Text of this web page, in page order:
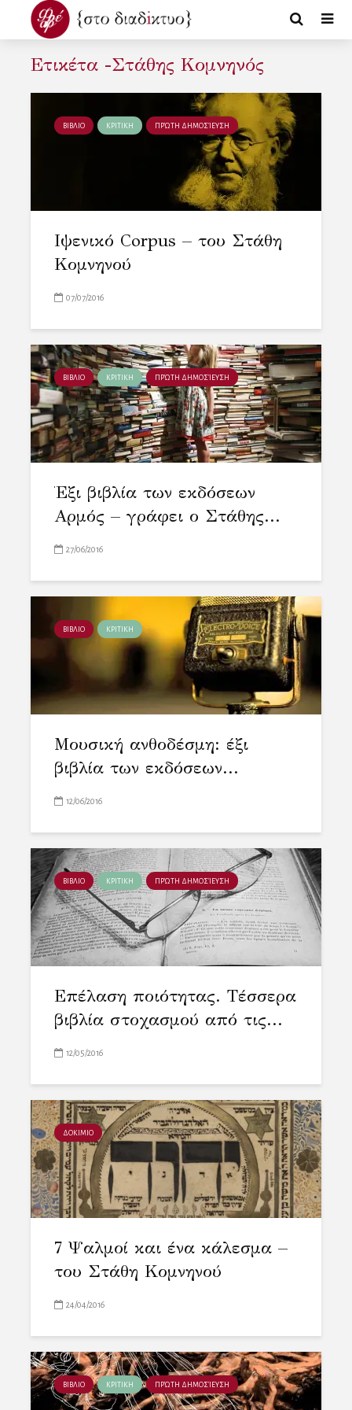
Ετικέτα -Στάθης Κομνηνός
ΒΙΒΛΙΟ ΚΡΙΤΙΚΗ ΠΡΏΤΗ ΔΗΜΟΣΊΕΥΣΗ
Ιψενικό Corpus – του Στάθη
Κομνηνού
07/07/2016
ΒΙΒΛΙΟ ΚΡΙΤΙΚΗ ΠΡΏΤΗ ΔΗΜΟΣΊΕΥΣΗ
Έξι βιβλία των εκδόσεων
Αρμός – γράφει ο Στάθης...
27/06/2016
ΒΙΒΛΙΟ ΚΡΙΤΙΚΗ
Μουσική ανθοδέσμη: έξι
βιβλία των εκδόσεων...
12/06/2016
ΒΙΒΛΙΟ ΚΡΙΤΙΚΗ ΠΡΏΤΗ ΔΗΜΟΣΊΕΥΣΗ
Επέλαση ποιότητας. Τέσσερα
βιβλία στοχασμού από τις...
12/05/2016
ΔΟΚΙΜΙΟ
7 Ψαλμοί και ένα κάλεσμα –
του Στάθη Κομνηνού
24/04/2016
ΒΙΒΛΙΟ ΚΡΙΤΙΚΗ ΠΡΏΤΗ ΔΗΜΟΣΊΕΥΣΗ